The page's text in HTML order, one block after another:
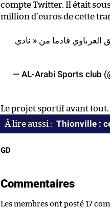
compte Twitter. Il était
million d’euros de cette
قادما من « نادي
— AL-Arabi Sports club
Le projet sportif avant tout.
Thionville :
GD
Commentaires
Les membres ont posté 17